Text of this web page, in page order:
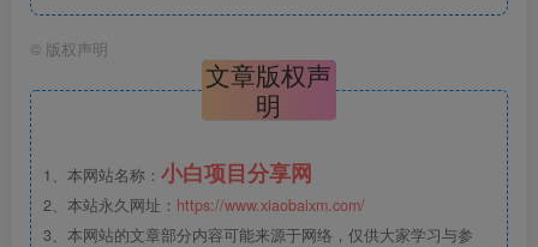
© 版权声明
文章版权声
明
1、本网站名称： 小白项目分享网
2、本站永久网址： https://www.xiaobaixm.com/
3、本网站的文章部分内容可能来源于网络，仅供大家学习与参